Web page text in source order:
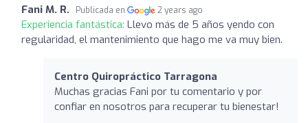
Fani M. R. Publicada en 2 years ago
Experiencia fantástica: Llevo más de 5 años yendo con
regularidad, el mantenimiento que hago me va muy bien.
Centro Quiropráctico Tarragona
Muchas gracias Fani por tu comentario y por
confiar en nosotros para recuperar tu bienestar!